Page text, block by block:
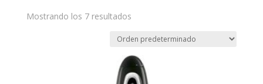
Mostrando los 7 resultados